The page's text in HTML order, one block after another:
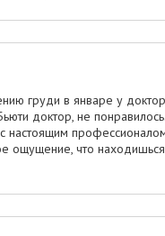
груди в январе у
доктор, не
настоящим
ощущение, что